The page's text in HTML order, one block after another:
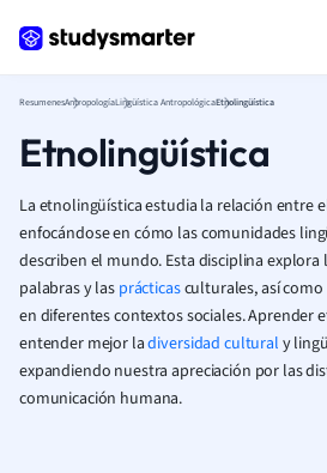
ResumenesAntropologíaLingüística AntropológicaEtnolingüística
Etnolingüística
La etnolingüística estudia la relación entre
enfocándose en cómo las comunidades
describen el mundo. Esta disciplina explora
palabras y las prácticasculturales, así como
en diferentes contextos sociales. Aprender
entender mejor ladiversidad cultural y
expandiendo nuestra apreciación por las
comunicación humana.